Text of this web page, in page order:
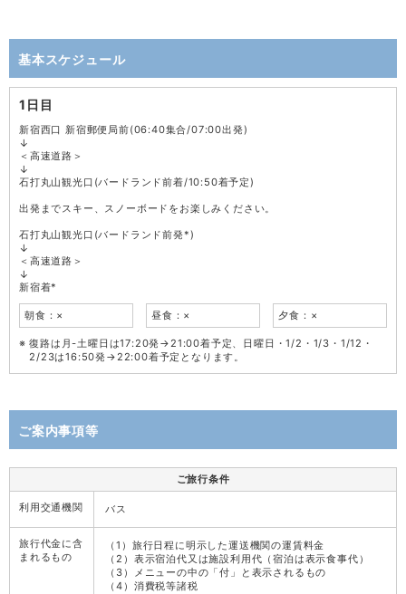
基本スケジュール
1日目
新宿西口 新宿郵便局前(06:40集合/07:00出発)
↓
＜高速道路＞
↓
石打丸山観光口(バードランド前着/10:50着予定)
出発までスキー、スノーボードをお楽しみください。
石打丸山観光口(バードランド前発*)
↓
＜高速道路＞
↓
新宿着*
朝食：× 昼食：× 夕食：×
復路は月-土曜日は17:20発→21:00着予定、日曜日・1/2・1/3・1/12・
2/23は16:50発→22:00着予定となります。
ご案内事項等
ご旅行条件
利用交通機関 バス
旅行代金に含
まれるもの
（1）旅行日程に明示した運送機関の運賃料金
（2）表示宿泊代又は施設利用代（宿泊は表示食事代）
（3）メニューの中の「付」と表示されるもの
（4）消費税等諸税